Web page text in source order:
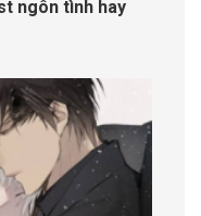
ngôn tình hay